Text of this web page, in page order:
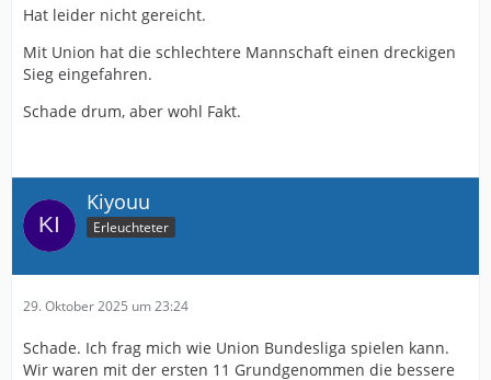
Hat leider nicht gereicht.
Mit Union hat die schlechtere Mannschaft einen dreckigen
Sieg eingefahren.
Schade drum, aber wohl Fakt.
Kiyouu
Erleuchteter
29. Oktober 2025 um 23:24
Schade. Ich frag mich wie Union Bundesliga spielen kann.
Wir waren mit der ersten 11 Grundgenommen die bessere